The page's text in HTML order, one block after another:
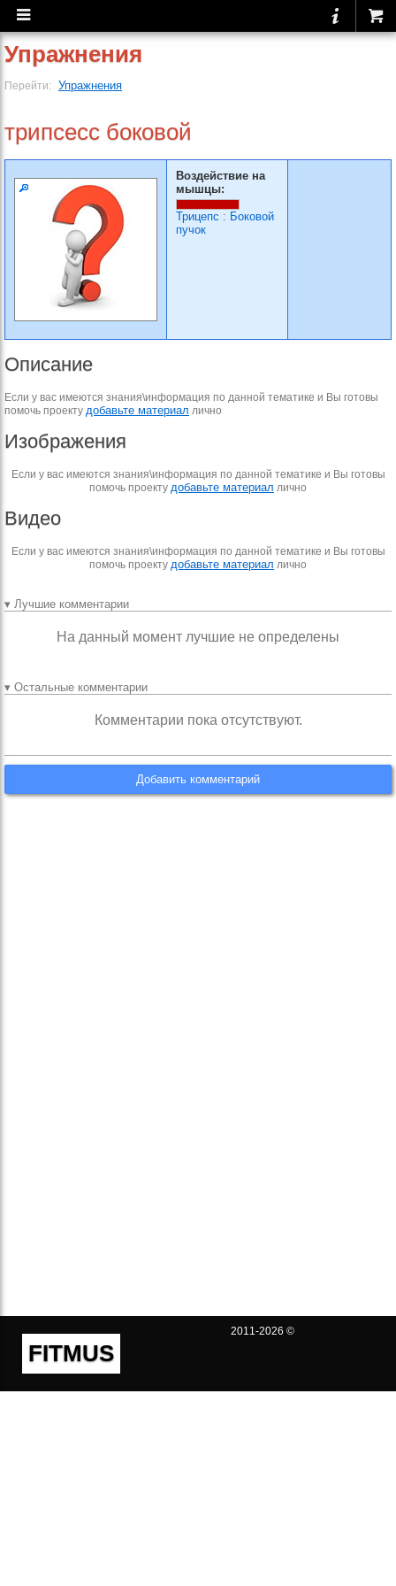
Упражнения
Перейти: Упражнения
трипсесс боковой
Воздействие на
мышцы:
Трицепс : Боковой
пучок
Описание
Если у вас имеются знания\информация по данной тематике и Вы готовы
помочь проекту добавьте материал лично
Изображения
Если у вас имеются знания\информация по данной тематике и Вы готовы
помочь проекту добавьте материал лично
Видео
Если у вас имеются знания\информация по данной тематике и Вы готовы
помочь проекту добавьте материал лично
▾ Лучшие комментарии
На данный момент лучшие не определены
▾ Остальные комментарии
Комментарии пока отсутствуют.
Добавить комментарий
FITMUS
2011-2026 ©